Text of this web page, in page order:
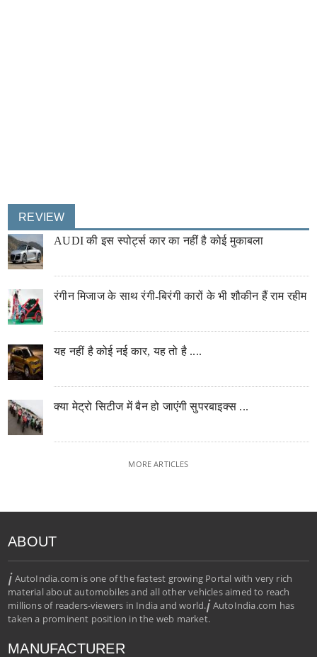
REVIEW
AUDI की इस स्पोर्ट्स कार का नहीं है कोई मुकाबला
रंगीन मिजाज के साथ रंगी-बिरंगी कारों के भी शौकीन हैं राम रहीम
यह नहीं है कोई नई कार, यह तो है ....
क्या मेट्रो सिटीज में बैन हो जाएंगी सुपरबाइक्स ...
MORE ARTICLES
ABOUT
iAutoIndia.com is one of the fastest growing Portal with very rich
material about automobiles and all other vehicles aimed to reach
millions of readers-viewers in India and world.iAutoIndia.com has
taken a prominent position in the web market.
MANUFACTURER